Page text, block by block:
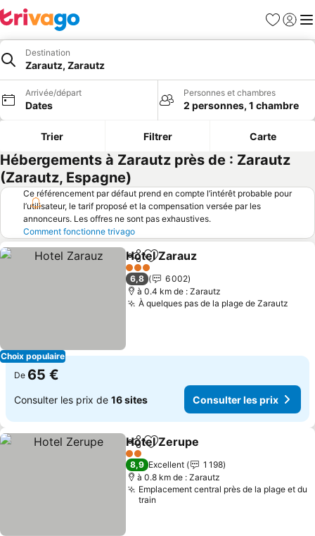
Favoris
Se
Destination
Zarautz, Zarautz
Arrivée/départ
Dates
Personnes et chambres
2 personnes, 1 chambre
Trier Filtrer Carte
Hébergements à Zarautz près de : Zarautz
(Zarautz, Espagne)
Ce référencement par défaut prend en compte l’intérêt probable pour
l’utilisateur, le tarif proposé et la compensation versée par les
annonceurs. Les offres ne sont pas exhaustives.
Comment fonctionne trivago
Choix populaire
PartagerAjouter à mes favoris
Hotel Zarauz
3 Étoiles
6,8
6 002
à 0.4 km de : Zarautz
À quelques pas de la plage de Zarautz
De 65 €
Consulter les prix de 16 sites Consulter les prix
PartagerAjouter à mes favoris
Hotel Zerupe
2 Étoiles
8,9 Excellent
1 198
à 0.8 km de : Zarautz
Emplacement central près de la plage et du
train